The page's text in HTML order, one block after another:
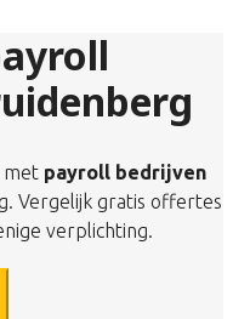
met payroll bedrijven
Vergelijk gratis offertes
verplichting.